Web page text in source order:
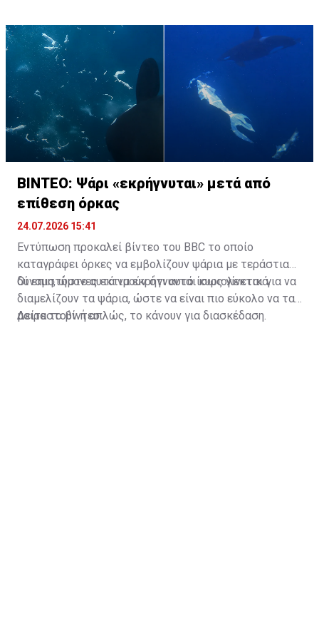
ΒΙΝΤΕΟ: Ψάρι «εκρήγνυται» μετά από
επίθεση όρκας
24.07.2026 15:41
Εντύπωση προκαλεί βίντεο του BBC το οποίο
καταγράφει όρκες να εμβολίζουν ψάρια με τεράστια
δύναμη, ώστε αυτά να εκρήγνυνται κυριολεκτικά.
Οι επιστήμονες εκτιμούν ότι αυτό ίσως γίνεται για να
διαμελίζουν τα ψάρια, ώστε να είναι πιο εύκολο να τα
μοιραστούν ή απλώς, το κάνουν για διασκέδαση.
Δείτε το βίντεο: